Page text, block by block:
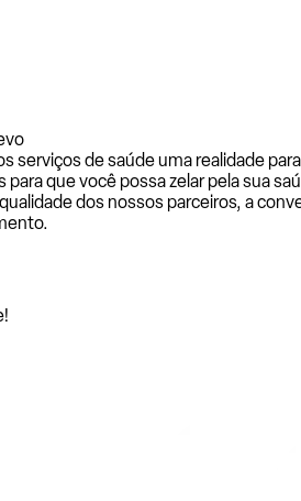
serviços de saúde uma realidade
que você possa zelar pela sua
dos nossos parceiros, a